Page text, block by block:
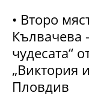
• Второ
Кълвачева
чудесата“
„Виктория
Пловдив